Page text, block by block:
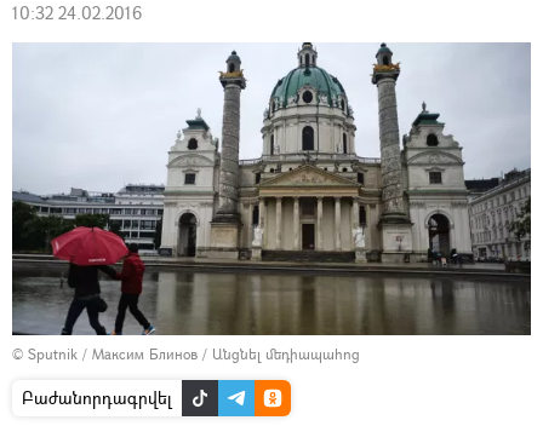
10:32 24.02.2016
© Sputnik / Максим Блинов / Անցնել մեդիապահոց
Բաժանորդագրվել